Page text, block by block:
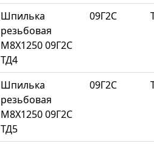
Шпилька
резьбовая
М8Х1250 09Г2С
ТД4
09Г2С
Шпилька
резьбовая
М8Х1250 09Г2С
ТД5
09Г2С